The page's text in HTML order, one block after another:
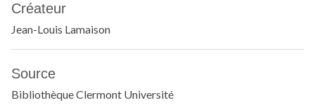
Créateur
Jean-Louis Lamaison
Source
Bibliothèque Clermont Université